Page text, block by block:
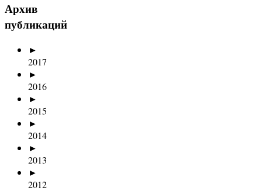
Архив
публикаций
►
2017
►
2016
►
2015
►
2014
►
2013
►
2012